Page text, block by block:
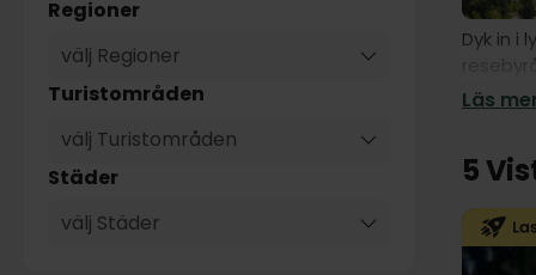
Regioner
välj Regioner
Turistområden
välj Turistområden
Städer
välj Städer
Dyk in i
eller
Läs
5